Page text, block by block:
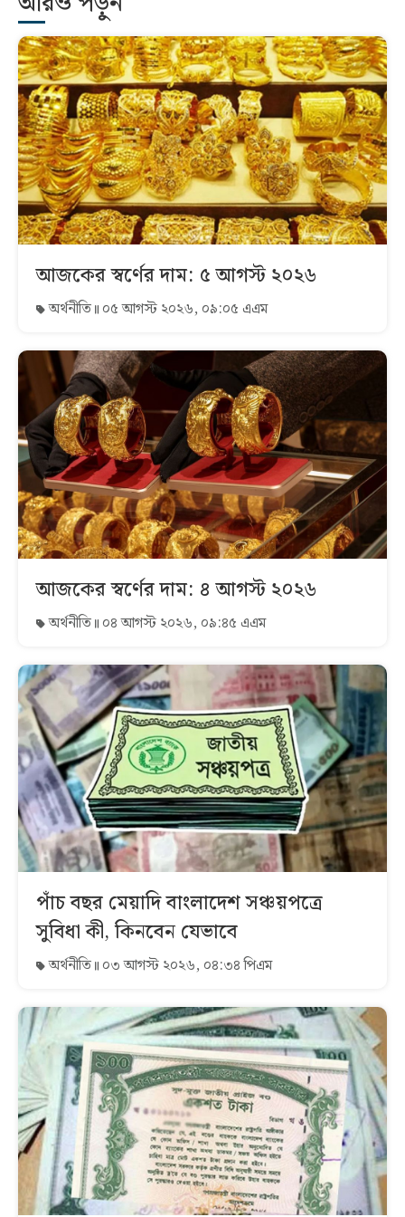
আজকের স্বর্ণের দাম: ৫ আগস্ট ২০২৬
অর্থনীতি ০৫ আগস্ট ২০২৬, ০৯:০৫ এএম
আজকের স্বর্ণের দাম: ৪ আগস্ট ২০২৬
অর্থনীতি ০৪ আগস্ট ২০২৬, ০৯:৪৫ এএম
পাঁচ বছর মেয়াদি বাংলাদেশ সঞ্চয়পত্রে
সুবিধা কী, কিনবেন যেভাবে
অর্থনীতি ০৩ আগস্ট ২০২৬, ০৪:৩৪ পিএম